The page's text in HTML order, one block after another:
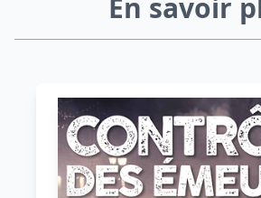
En savoir